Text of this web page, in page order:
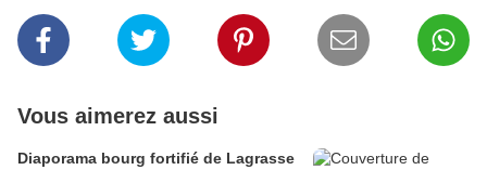
Vous aimerez aussi
Diaporama bourg fortifié de Lagrasse